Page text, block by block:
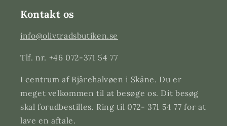
Kontakt os
info@olivtradsbutiken.se
Tlf. nr. +46 072-371 54 77
I centrum af Bjärehalvøen i Skåne. Du er
meget velkommen til at besøge os. Dit besøg
skal forudbestilles. Ring til 072- 371 54 77 for at
lave en aftale.